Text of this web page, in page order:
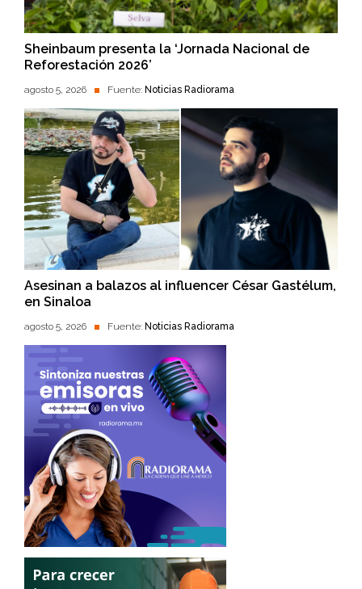
Sheinbaum presenta la ‘Jornada Nacional de
Reforestación 2026’
agosto 5, 2026 Fuente: Noticias Radiorama
Asesinan a balazos al influencer César Gastélum,
en Sinaloa
agosto 5, 2026 Fuente: Noticias Radiorama